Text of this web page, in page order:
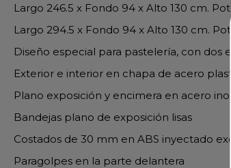
Largo 246.5 x Fondo 94 x Alto 130 cm.
Largo 294.5 x Fondo 94 x Alto 130 cm.
Diseño especial para pastelería, con
Exterior e interior en chapa de acero
Plano exposición y encimera en acero
Bandejas plano de exposición lisas
Costados de 30 mm en ABS inyectado
Paragolpes en la parte delantera